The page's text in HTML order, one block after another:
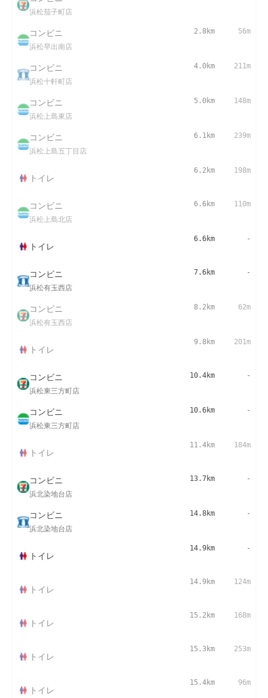
浜松茄子町店
コンビニ
浜松早出南店
2.8km 56m
コンビニ
浜松十軒町店
4.0km 211m
コンビニ
浜松上島東店
5.0km 148m
コンビニ
浜松上島五丁目店
6.1km 239m
トイレ
6.2km 198m
コンビニ
浜松上島北店
6.6km 110m
トイレ
6.6km -
コンビニ
浜松有玉西店
7.6km -
コンビニ
浜松有玉西店
8.2km 62m
トイレ
9.8km 201m
コンビニ
浜松東三方町店
10.4km -
コンビニ
浜松東三方町店
10.6km -
トイレ
11.4km 184m
コンビニ
浜北染地台店
13.7km -
コンビニ
浜北染地台店
14.8km -
トイレ
14.9km -
トイレ
14.9km 124m
トイレ
15.2km 168m
トイレ
15.3km 253m
トイレ
15.4km 96m